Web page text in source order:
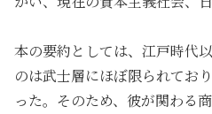
本の要約としては、江戸時代
のは武士層にほぼ限られてお
った。そのため、彼が関わる